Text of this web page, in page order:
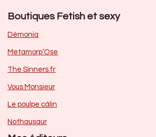
Boutiques Fetish et sexy
Dèmonia
Metamorp’Ose
The Sinners.fr
Vous Monsieur
Le poulpe câlin
Nothausaur